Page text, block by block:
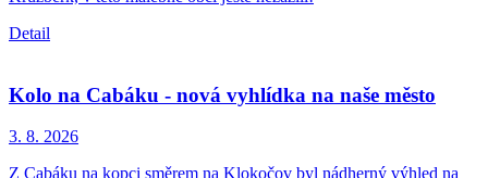
Detail
Kolo na Cabáku - nová vyhlídka na naše město
3. 8. 2026
Z Cabáku na kopci směrem na Klokočov byl nádherný výhled na